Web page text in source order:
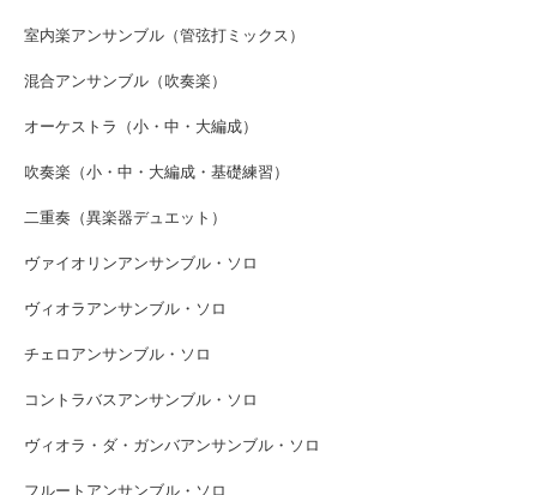
室内楽アンサンブル（管弦打ミックス）
混合アンサンブル（吹奏楽）
オーケストラ（小・中・大編成）
吹奏楽（小・中・大編成・基礎練習）
二重奏（異楽器デュエット）
ヴァイオリンアンサンブル・ソロ
ヴィオラアンサンブル・ソロ
チェロアンサンブル・ソロ
コントラバスアンサンブル・ソロ
ヴィオラ・ダ・ガンバアンサンブル・ソロ
フルートアンサンブル・ソロ